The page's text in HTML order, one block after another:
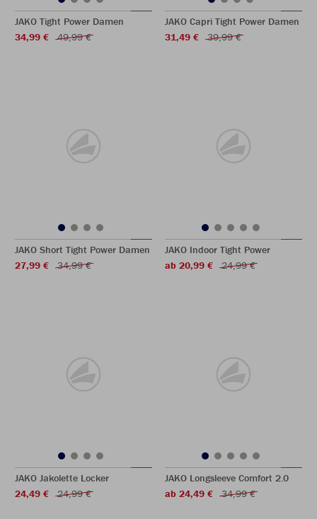
JAKO Tight Power Damen
34,99 €
49,99 €
JAKO Capri Tight Power Damen
31,49 €
39,99 €
JAKO Short Tight Power Damen
27,99 €
34,99 €
JAKO Indoor Tight Power
ab 20,99 €
24,99 €
JAKO Jakolette Locker
24,49 €
24,99 €
JAKO Longsleeve Comfort 2.0
ab 24,49 €
34,99 €